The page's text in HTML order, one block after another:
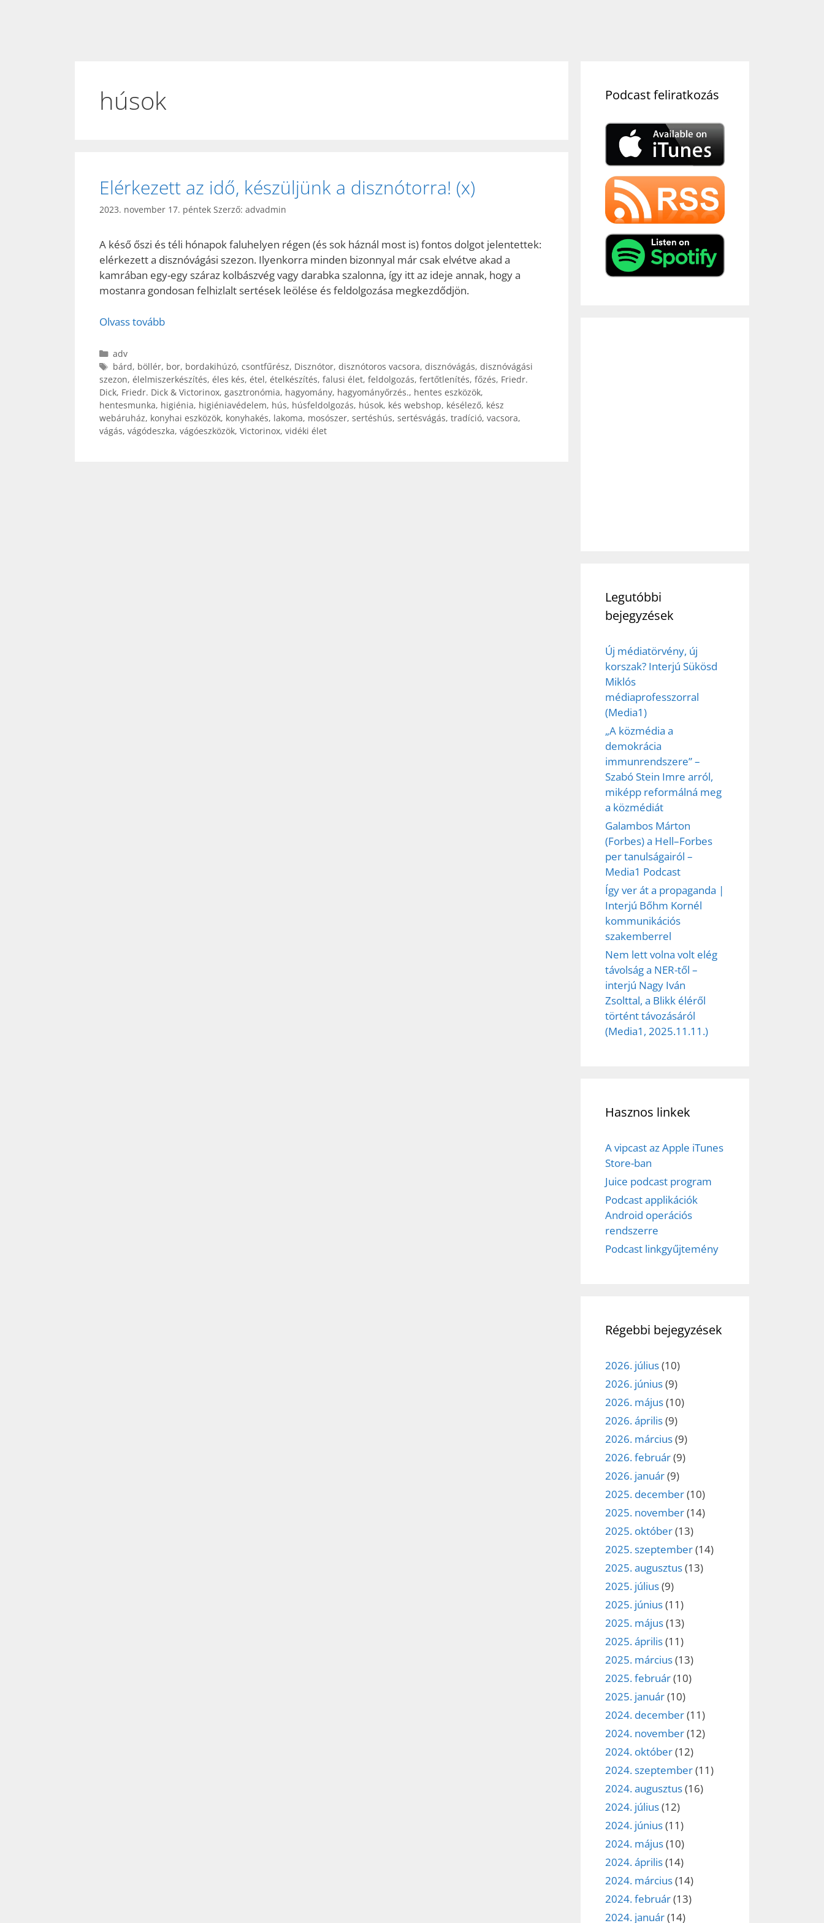
húsok
Elérkezett az idő, készüljünk a disznótorra! (x)
2023. november 17. péntek Szerző: advadmin
A késő őszi és téli hónapok faluhelyen régen (és sok háznál most is) fontos dolgot jelentettek:
elérkezett a disznóvágási szezon. Ilyenkorra minden bizonnyal már csak elvétve akad a
kamrában egy-egy száraz kolbászvég vagy darabka szalonna, így itt az ideje annak, hogy a
mostanra gondosan felhizlalt sertések leölése és feldolgozása megkezdődjön.
Olvass tovább
Kategória
adv
Címkék
bárd, böllér, bor, bordakihúzó, csontfűrész, Disznótor, disznótoros vacsora, disznóvágás, disznóvágási
szezon, élelmiszerkészítés, éles kés, étel, ételkészítés, falusi élet, feldolgozás, fertőtlenítés, főzés, Friedr.
Dick, Friedr. Dick & Victorinox, gasztronómia, hagyomány, hagyományőrzés., hentes eszközök,
hentesmunka, higiénia, higiéniavédelem, hús, húsfeldolgozás, húsok, kés webshop, késélező, kész
webáruház, konyhai eszközök, konyhakés, lakoma, mosószer, sertéshús, sertésvágás, tradíció, vacsora,
vágás, vágódeszka, vágóeszközök, Victorinox, vidéki élet
Podcast feliratkozás
Legutóbbi
bejegyzések
Új médiatörvény, új
korszak? Interjú Sükösd
Miklós
médiaprofesszorral
(Media1)
„A közmédia a
demokrácia
immunrendszere” –
Szabó Stein Imre arról,
miképp reformálná meg
a közmédiát
Galambos Márton
(Forbes) a Hell–Forbes
per tanulságairól –
Media1 Podcast
Így ver át a propaganda |
Interjú Bőhm Kornél
kommunikációs
szakemberrel
Nem lett volna volt elég
távolság a NER-től –
interjú Nagy Iván
Zsolttal, a Blikk éléről
történt távozásáról
(Media1, 2025.11.11.)
Hasznos linkek
A vipcast az Apple iTunes
Store-ban
Juice podcast program
Podcast applikációk
Android operációs
rendszerre
Podcast linkgyűjtemény
Régebbi bejegyzések
2026. július(10)
2026. június(9)
2026. május(10)
2026. április(9)
2026. március(9)
2026. február(9)
2026. január(9)
2025. december(10)
2025. november(14)
2025. október(13)
2025. szeptember(14)
2025. augusztus(13)
2025. július(9)
2025. június(11)
2025. május(13)
2025. április(11)
2025. március(13)
2025. február(10)
2025. január(10)
2024. december(11)
2024. november(12)
2024. október(12)
2024. szeptember(11)
2024. augusztus(16)
2024. július(12)
2024. június(11)
2024. május(10)
2024. április(14)
2024. március(14)
2024. február(13)
2024. január(14)